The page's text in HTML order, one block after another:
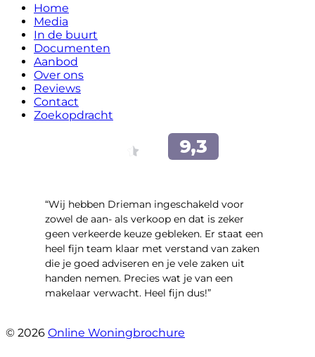
Home
Media
In de buurt
Documenten
Aanbod
Over ons
Reviews
Contact
Zoekopdracht
“Wij hebben Drieman ingeschakeld voor
zowel de aan- als verkoop en dat is zeker
geen verkeerde keuze gebleken. Er staat een
heel fijn team klaar met verstand van zaken
die je goed adviseren en je vele zaken uit
handen nemen. Precies wat je van een
makelaar verwacht. Heel fijn dus!”
© 2026 Online Woningbrochure